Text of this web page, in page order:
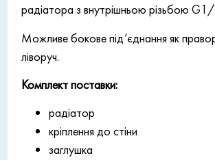
радіатора з внутрішньою різьбою
Можливе бокове під’єднання як
ліворуч.
Комплект поставки:
радіатор
кріплення до стіни
заглушка